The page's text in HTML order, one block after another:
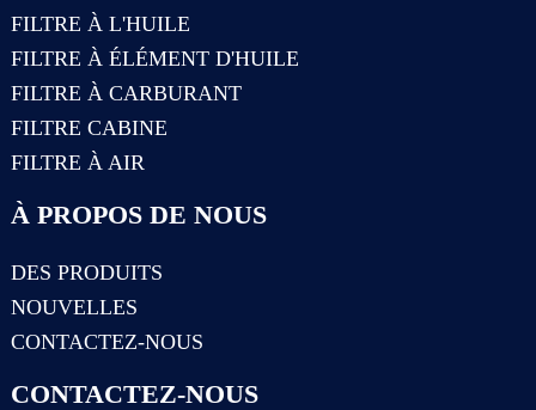
FILTRE À L'HUILE
FILTRE À ÉLÉMENT D'HUILE
FILTRE À CARBURANT
FILTRE CABINE
FILTRE À AIR
À PROPOS DE NOUS
DES PRODUITS
NOUVELLES
CONTACTEZ-NOUS
CONTACTEZ-NOUS